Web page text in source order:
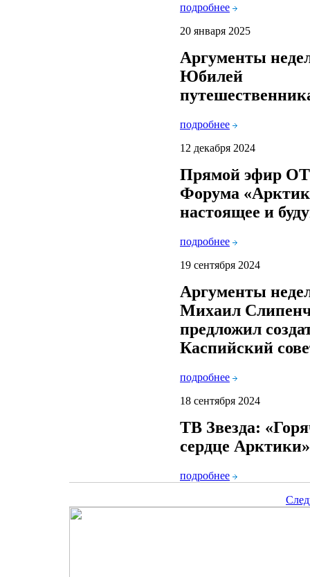
подробнее
20 января 2025
Аргументы
Юбилей
подробнее
12 декабря 2024
Прямой эфир
Форума
настоящее и
подробнее
19 сентября 2024
Аргументы
Михаил
предложил
Каспийский
подробнее
18 сентября 2024
ТВ Звезда:
сердце Арктики»
подробнее